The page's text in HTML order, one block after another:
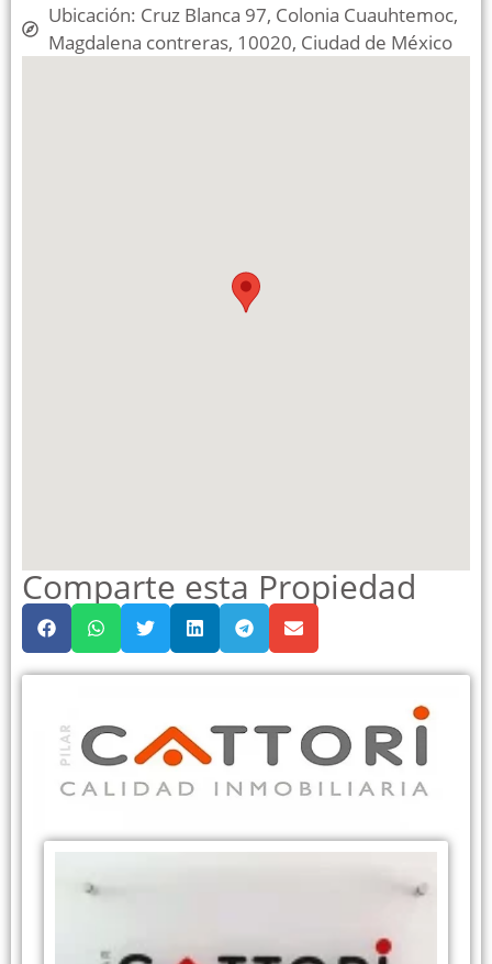
Ubicación: Cruz Blanca 97, Colonia Cuauhtemoc,
Magdalena contreras, 10020, Ciudad de México
Comparte esta Propiedad